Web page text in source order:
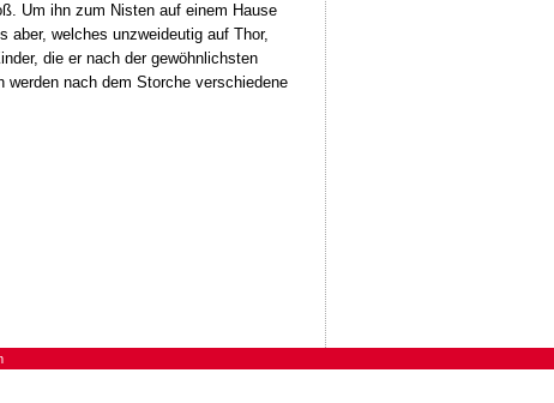
Um ihn zum Nisten auf einem Hause
aber, welches unzweideutig auf Thor,
die er nach der gewöhnlichsten
werden nach dem Storche verschiedene